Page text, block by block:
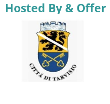
Hosted By & Offer